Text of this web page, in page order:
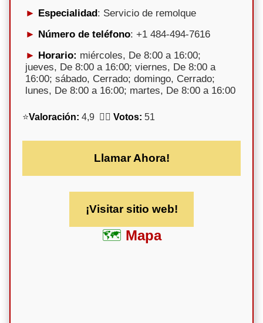
Especialidad : Servicio de remolque
Número de teléfono: +1 484-494-7616
Horario: miércoles, De 8:00 a 16:00;
jueves, De 8:00 a 16:00; viernes, De 8:00 a
16:00; sábado, Cerrado; domingo, Cerrado;
lunes, De 8:00 a 16:00; martes, De 8:00 a 16:00
⭐Valoración: 4,9 🕵️‍♀️ Votos: 51
Llamar Ahora!
¡Visitar sitio web!
Mapa